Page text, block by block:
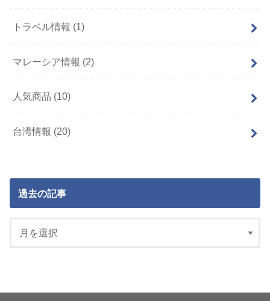
トラベル情報 (1)
マレーシア情報 (2)
人気商品 (10)
台湾情報 (20)
過去の記事